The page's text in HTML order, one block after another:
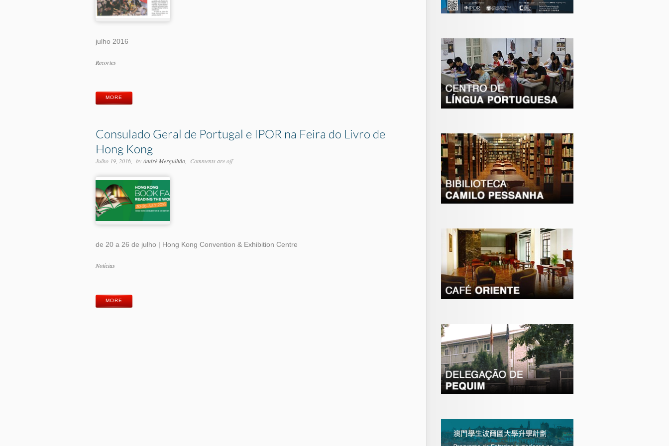
julho 2016
Categorias
Recortes
MORE
Consulado Geral de Portugal e IPOR na Feira do Livro de
Hong Kong
Julho 19, 2016 byAndré Mergulhão Comments are off
de 20 a 26 de julho | Hong Kong Convention & Exhibition Centre
Categorias
Notícias
MORE